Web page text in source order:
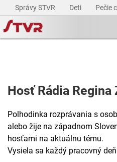
Správy STVR Deti Pečie
Hosť Rádia Regina
Polhodinka rozprávania s
alebo žije na západnom
hosťami na aktuálnu tému.
Vysiela sa každý pracovný